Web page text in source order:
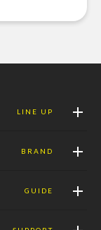
LINE UP
BRAND
GUIDE